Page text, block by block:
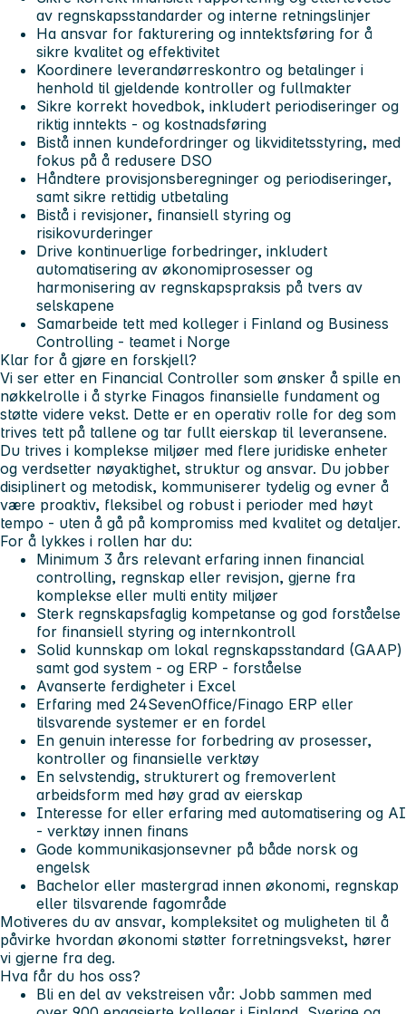
av regnskapsstandarder og interne retningslinjer
Ha ansvar for fakturering og inntektsføring for å
sikre kvalitet og effektivitet
Koordinere leverandørreskontro og betalinger i
henhold til gjeldende kontroller og fullmakter
Sikre korrekt hovedbok, inkludert periodiseringer og
riktig inntekts - og kostnadsføring
Bistå innen kundefordringer og likviditetsstyring, med
fokus på å redusere DSO
Håndtere provisjonsberegninger og periodiseringer,
samt sikre rettidig utbetaling
Bistå i revisjoner, finansiell styring og
risikovurderinger
Drive kontinuerlige forbedringer, inkludert
automatisering av økonomiprosesser og
harmonisering av regnskapspraksis på tvers av
selskapene
Samarbeide tett med kolleger i Finland og Business
Controlling - teamet i Norge
Klar for å gjøre en forskjell?
Vi ser etter en Financial Controller som ønsker å spille en
nøkkelrolle i å styrke Finagos finansielle fundament og
støtte videre vekst. Dette er en operativ rolle for deg som
trives tett på tallene og tar fullt eierskap til leveransene.
Du trives i komplekse miljøer med flere juridiske enheter
og verdsetter nøyaktighet, struktur og ansvar. Du jobber
disiplinert og metodisk, kommuniserer tydelig og evner å
være proaktiv, fleksibel og robust i perioder med høyt
tempo - uten å gå på kompromiss med kvalitet og detaljer.
For å lykkes i rollen har du:
Minimum 3 års relevant erfaring innen financial
controlling, regnskap eller revisjon, gjerne fra
komplekse eller multi entity miljøer
Sterk regnskapsfaglig kompetanse og god forståelse
for finansiell styring og internkontroll
Solid kunnskap om lokal regnskapsstandard (GAAP)
samt god system - og ERP - forståelse
Avanserte ferdigheter i Excel
Erfaring med 24SevenOffice/Finago ERP eller
tilsvarende systemer er en fordel
En genuin interesse for forbedring av prosesser,
kontroller og finansielle verktøy
En selvstendig, strukturert og fremoverlent
arbeidsform med høy grad av eierskap
Interesse for eller erfaring med automatisering og AI
- verktøy innen finans
Gode kommunikasjonsevner på både norsk og
engelsk
Bachelor eller mastergrad innen økonomi, regnskap
eller tilsvarende fagområde
Motiveres du av ansvar, kompleksitet og muligheten til å
påvirke hvordan økonomi støtter forretningsvekst, hører
vi gjerne fra deg.
Hva får du hos oss?
Bli en del av vekstreisen vår: Jobb sammen med